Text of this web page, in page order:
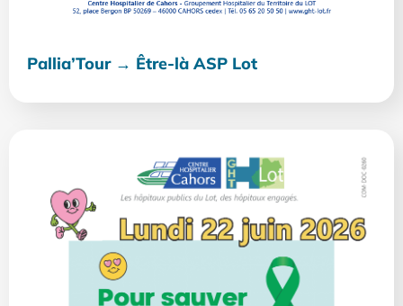
Pallia’Tour → Être-là ASP Lot